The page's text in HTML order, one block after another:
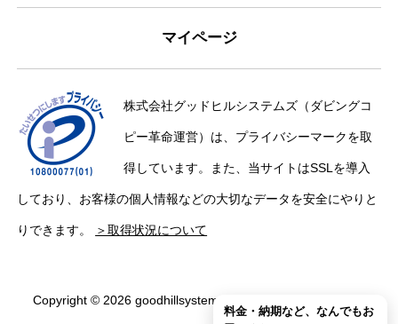
マイページ
株式会社グッドヒルシステムズ（ダビングコ
ピー革命運営）は、プライバシーマークを取
得しています。また、当サイトはSSLを導入
しており、お客様の個人情報などの大切なデータを安全にやりと
りできます。 ＞取得状況について
Copyright © 2026 goodhillsystems Inc. All Rights Reserved.
料金・納期など、なんでもお